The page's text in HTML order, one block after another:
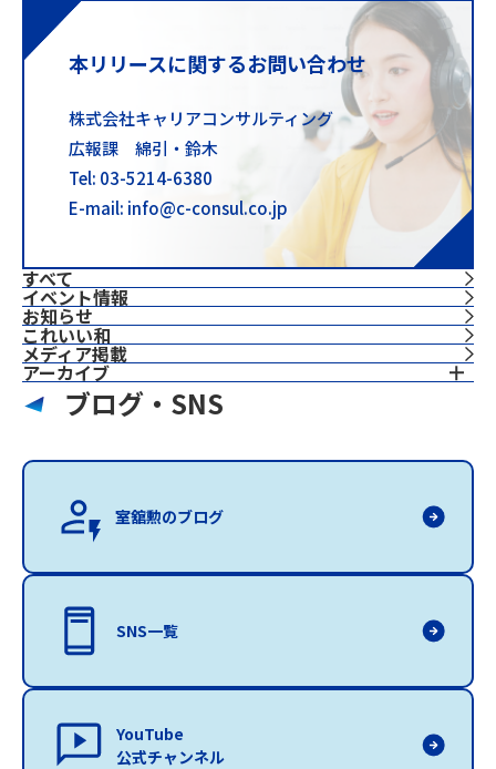
すべて
イベント情報
お知らせ
これいい和
⁨⁩メディア掲載
アーカイブ
本リリースに関するお問い合わせ
株式会社キャリアコンサルティング
広報課 綿引・鈴木
Tel: 03-5214-6380
E-mail: info@c-consul.co.jp
ブログ・SNS
室舘勲のブログ
SNS一覧
YouTube
公式チャンネル